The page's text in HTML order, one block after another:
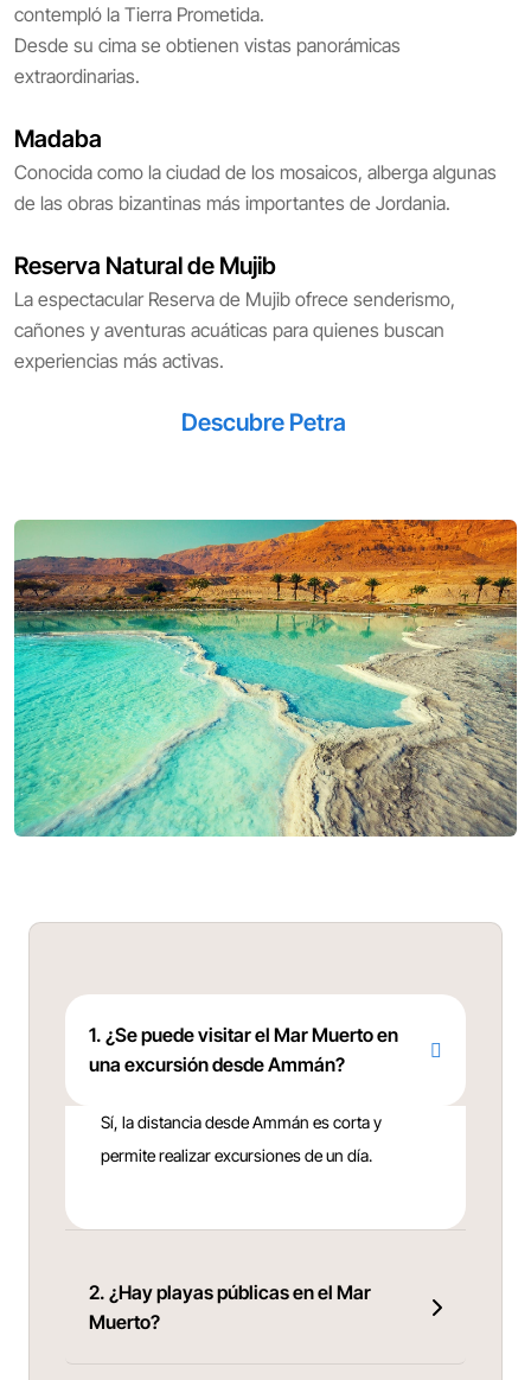
contempló la Tierra Prometida.
Desde su cima se obtienen vistas panorámicas
extraordinarias.
Madaba
Conocida como la ciudad de los mosaicos, alberga algunas
de las obras bizantinas más importantes de Jordania.
Reserva Natural de Mujib
La espectacular Reserva de Mujib ofrece senderismo,
cañones y aventuras acuáticas para quienes buscan
experiencias más activas.
Descubre Petra
1. ¿Se puede visitar el Mar Muerto en
una excursión desde Ammán?
Sí, la distancia desde Ammán es corta y
permite realizar excursiones de un día.
2. ¿Hay playas públicas en el Mar
Muerto?